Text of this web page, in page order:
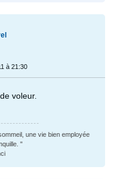
à 21:30
voleur.
une vie bien employée
"